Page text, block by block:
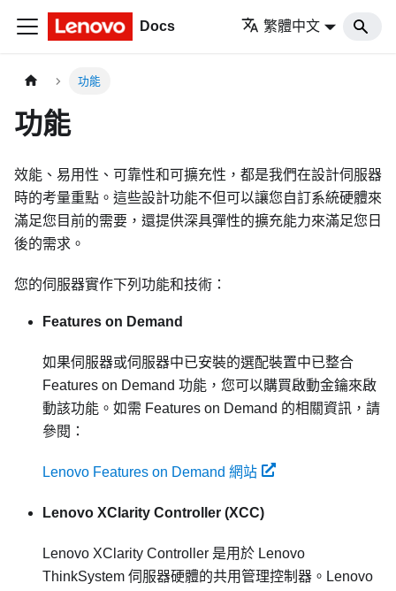
Docs 繁體中文
功能
功能
效能、易用性、可靠性和可擴充性，都是我們在設計伺服器
時的考量重點。這些設計功能不但可以讓您自訂系統硬體來
滿足您目前的需要，還提供深具彈性的擴充能力來滿足您日
後的需求。
您的伺服器實作下列功能和技術：
Features on Demand
如果伺服器或伺服器中已安裝的選配裝置中已整合
Features on Demand 功能，您可以購買啟動金鑰來啟
動該功能。如需 Features on Demand 的相關資訊，請
參閱：
Lenovo Features on Demand 網站
Lenovo XClarity Controller (XCC)
Lenovo XClarity Controller 是用於 Lenovo
ThinkSystem 伺服器硬體的共用管理控制器。 Lenovo